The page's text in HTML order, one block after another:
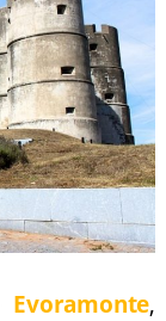
Evoramonte,